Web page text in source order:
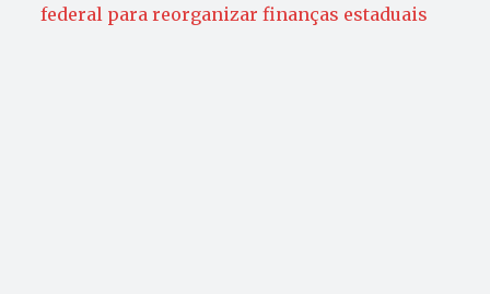
federal para reorganizar finanças estaduais